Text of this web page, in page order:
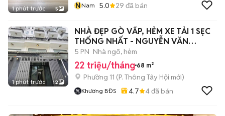
1 phút trước 5
NNam 5.0 29 đã bán
1 phút trước 12
NHÀ ĐẸP GÒ VẤP, HẺM XE TẢI 1 SẸC
THỐNG NHẤT - NGUYỄN VĂN
LƯỢNG- P11-
5 PN Nhà ngõ, hẻm
22 triệu/tháng 68 m²
Phường 11 (P. Thông Tây Hội mới)
Khương BĐS 4.7 4đã bán